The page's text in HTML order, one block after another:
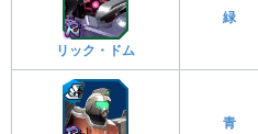
リック・ドム
緑
青